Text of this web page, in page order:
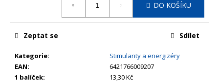
DO KOŠÍKU
Kategorie:
Stimulanty a energizéry
EAN:
6421766009207
1 balíček: 13,30 Kč
Zeptat se Sdílet
r
u
u
e